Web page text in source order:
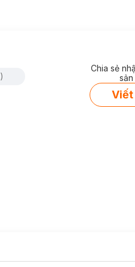
)
Chia sẻ
Viết